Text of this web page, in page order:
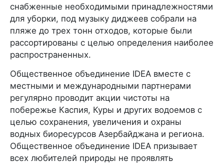
снабженные необходимыми принадлежностями
для уборки, под музыку диджеев собрали на
пляже до трех тонн отходов, которые были
рассортированы с целью определения наиболее
распространенных.
Общественное объединение IDEA вместе с
местными и международными партнерами
регулярно проводит акции чистоты на
побережье Каспия, Куры и других водоемов с
целью сохранения, увеличения и охраны
водных биоресурсов Азербайджана и региона.
Общественное объединение IDEA призывает
всех любителей природы не проявлять